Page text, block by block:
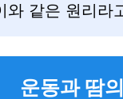
와 같은 원리라
운동과 땀